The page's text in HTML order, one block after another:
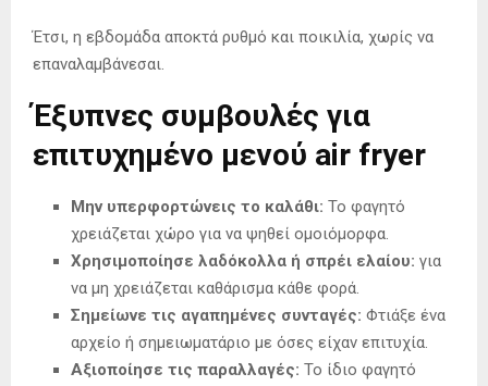
Έτσι, η εβδομάδα αποκτά ρυθμό και ποικιλία, χωρίς να
επαναλαμβάνεσαι.
Έξυπνες συμβουλές για
επιτυχημένο μενού air fryer
Μην υπερφορτώνεις το καλάθι: Το φαγητό
χρειάζεται χώρο για να ψηθεί ομοιόμορφα.
Χρησιμοποίησε λαδόκολλα ή σπρέι ελαίου: για
να μη χρειάζεται καθάρισμα κάθε φορά.
Σημείωνε τις αγαπημένες συνταγές: Φτιάξε ένα
αρχείο ή σημειωματάριο με όσες είχαν επιτυχία.
Αξιοποίησε τις παραλλαγές: Το ίδιο φαγητό